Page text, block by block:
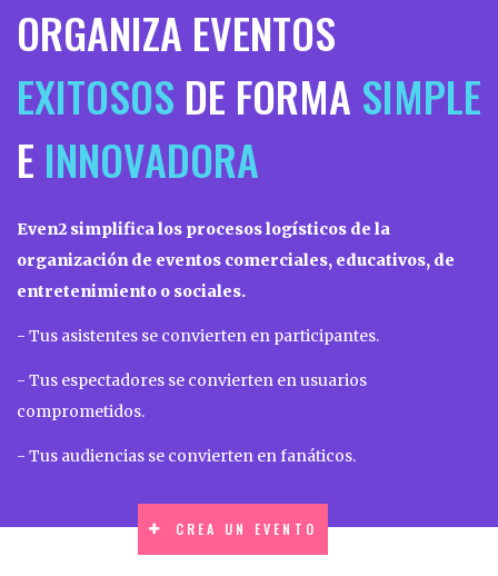
ORGANIZA EVENTOS
EXITOSOS DE FORMA SIMPLE
E INNOVADORA
Even2 simplifica los procesos logísticos de la
organización de eventos comerciales, educativos, de
entretenimiento o sociales.
- Tus asistentes se convierten en participantes.
- Tus espectadores se convierten en usuarios
comprometidos.
- Tus audiencias se convierten en fanáticos.
CREA UN EVENTO